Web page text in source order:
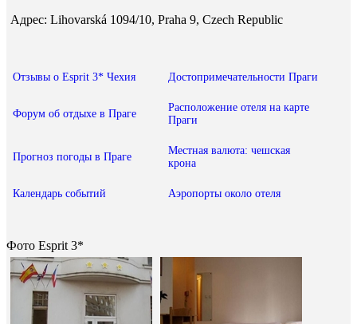
Адрес: Lihovarská 1094/10, Praha 9, Czech Republic
Отзывы о Esprit 3* Чехия Достопримечательности Праги
Форум об отдыхе в Праге
Расположение отеля на карте
Праги
Прогноз погоды в Праге
Местная валюта: чешская
крона
Календарь событий Аэропорты около отеля
Фото Esprit 3*